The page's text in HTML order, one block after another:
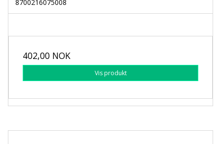
8700216075008
402,00 NOK
Vis produkt